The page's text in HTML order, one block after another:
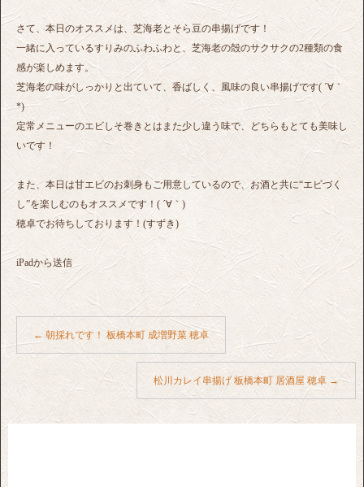
さて、本日のオススメは、芝海老とそら豆の串揚げです！
一緒に入っているすりみのふわふわと、芝海老の殻のサクサクの2種類の食
感が楽しめます。
芝海老の味がしっかりと出ていて、香ばしく、風味の良い串揚げです( ´∀｀
*)
定常メニューのエビしそ巻きとはまた少し違う味で、どちらもとても美味し
いです！
また、本日は甘エビのお刺身もご用意しているので、お酒と共に“エビづく
し”を楽しむのもオススメです！( ´∀｀)
穂卓でお待ちしております！(すずき)
iPadから送信
← 朝採れです！ 板橋本町 成増野菜 穂卓
松川カレイ串揚げ 板橋本町 居酒屋 穂卓 →